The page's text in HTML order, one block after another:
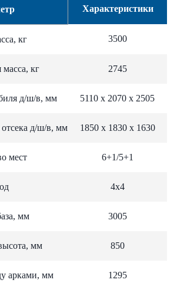
Характеристики
кг 3500
кг 2745
д/ш/в, мм 5110 х 2070 х 2505
отсека д/ш/в, мм 1850 х 1830 х 1630
мест 6+1/5+1
4х4
мм 3005
мм 850
арками, мм 1295